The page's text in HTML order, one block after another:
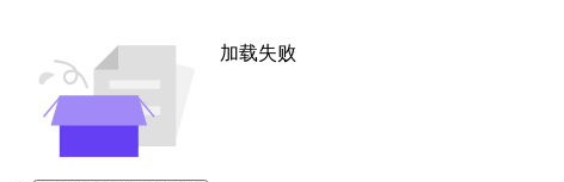
加载失败